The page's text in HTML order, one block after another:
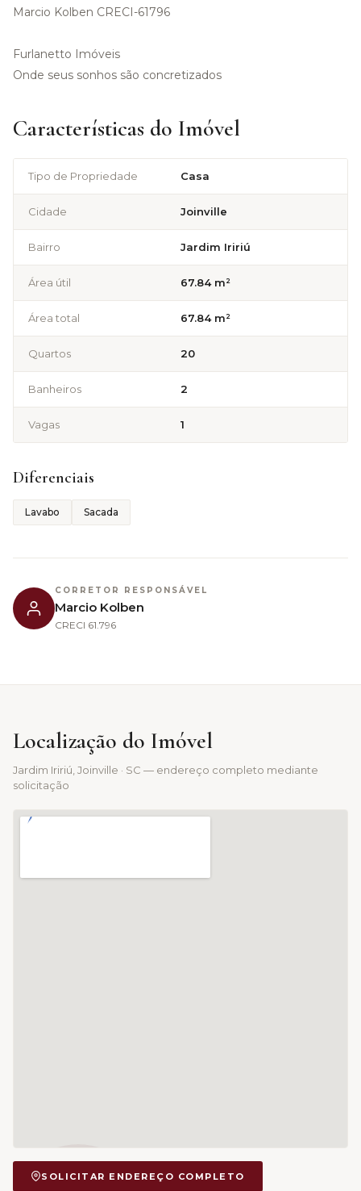
Marcio Kolben CRECI-61796
Furlanetto Imóveis
Onde seus sonhos são concretizados
Características do Imóvel
Tipo de Propriedade Casa
Cidade Joinville
Bairro Jardim Iririú
Área útil 67.84 m²
Área total 67.84 m²
Quartos 20
Banheiros 2
Vagas 1
Diferenciais
Lavabo Sacada
CORRETOR RESPONSÁVEL
Marcio Kolben
CRECI 61.796
Localização do Imóvel
Jardim Iririú , Joinville · SC — endereço completo mediante
solicitação
SOLICITAR ENDEREÇO COMPLETO